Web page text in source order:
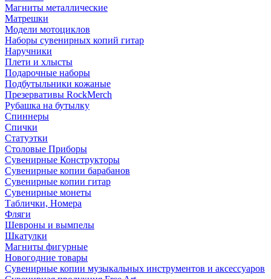
Магниты металлические
Матрешки
Модели мотоциклов
Наборы сувенирных копий гитар
Наручники
Плети и хлысты
Подарочные наборы
Подбутыльники кожаные
Презервативы RockMerch
Рубашка на бутылку
Спиннеры
Спички
Статуэтки
Столовые Приборы
Сувенирные Конструкторы
Сувенирные копии барабанов
Сувенирные копии гитар
Сувенирные монеты
Таблички, Номера
Фляги
Шевроны и вымпелы
Шкатулки
Магниты фигурные
Новогодние товары
Сувенирные копии музыкальных инструментов и аксессуаров